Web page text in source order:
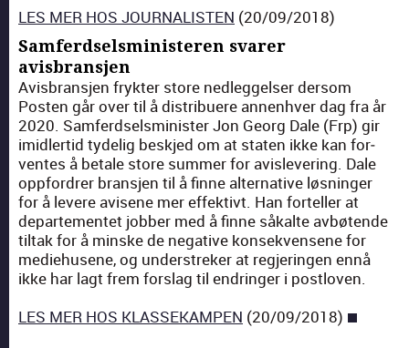
LES MER HOS JOURNALISTEN (20/09/2018)
Samferdselsministeren svarer
avisbransjen
Avis­bran­sjen fryk­ter store ned­leggelser der­som
Posten går over til å dis­tribuere annen­hver dag fra år
2020. Sam­ferd­selsmin­is­ter Jon Georg Dale (Frp) gir
imi­dler­tid tydelig beskjed om at stat­en ikke kan for­
ventes å betale store sum­mer for avislev­er­ing. Dale
opp­for­dr­er bran­sjen til å finne alter­na­tive løs­ninger
for å levere avisene mer effek­tivt. Han forteller at
departe­mentet job­ber med å finne såkalte avbø­tende
tiltak for å minske de neg­a­tive kon­sekvensene for
mediehusene, og under­strek­er at reg­jerin­gen ennå
ikke har lagt frem forslag til endringer i post­loven.
LES MER HOS KLASSEKAMPEN (20/09/2018)